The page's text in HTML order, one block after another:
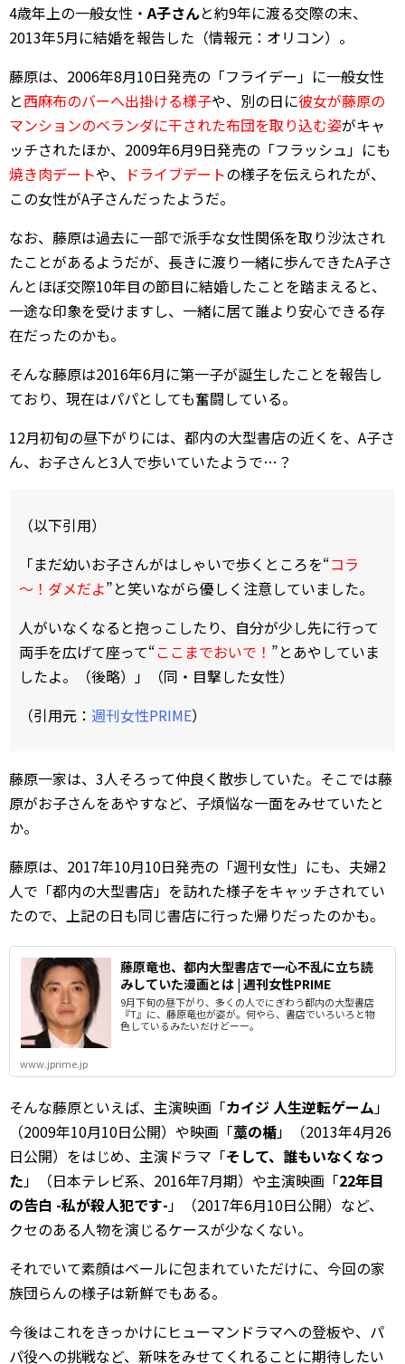
4歳年上の一般女性・A子さんと約9年に渡る交際の末、
2013年5月に結婚を報告した（情報元：オリコン）。
藤原は、2006年8月10日発売の「フライデー」に一般女性
と西麻布のバーへ出掛ける様子や、別の日に彼女が藤原の
マンションのベランダに干された布団を取り込む姿がキャ
ッチされたほか、2009年6月9日発売の「フラッシュ」にも
焼き肉デートや、 ドライブデートの様子を伝えられたが、
この女性がA子さんだったようだ。
なお、藤原は過去に一部で派手な女性関係を取り沙汰され
たことがあるようだが、長きに渡り一緒に歩んできたA子さ
んとほぼ交際10年目の節目に結婚したことを踏まえると、
一途な印象を受けますし、一緒に居て誰より安心できる存
在だったのかも。
そんな藤原は2016年6月に第一子が誕生したことを報告し
ており、現在はパパとしても奮闘している。
12月初旬の昼下がりには、都内の大型書店の近くを、A子さ
ん、お子さんと3人で歩いていたようで…？
（以下引用）
「まだ幼いお子さんがはしゃいで歩くところを“コラ
～！ダメだよ”と笑いながら優しく注意していました。
人がいなくなると抱っこしたり、自分が少し先に行って
両手を広げて座って“ここまでおいで！ ”とあやしていま
したよ。（後略）」（同・目撃した女性）
（引用元： 週刊女性PRIME）
藤原一家は、3人そろって仲良く散歩していた。そこでは藤
原がお子さんをあやすなど、子煩悩な一面をみせていたと
か。
藤原は、2017年10月10日発売の「週刊女性」にも、夫婦2
人で「都内の大型書店」を訪れた様子をキャッチされてい
たので、上記の日も同じ書店に行った帰りだったのかも。
藤原竜也、都内大型書店で一心不乱に立ち読
みしていた漫画とは | 週刊女性PRIME
9月下旬の昼下がり、多くの人でにぎわう都内の大型書店
『T』に、藤原竜也が姿が。何やら、書店でいろいろと物
色しているみたいだけどーー。
www.jprime.jp
そんな藤原といえば、主演映画「カイジ 人生逆転ゲーム」
（2009年10月10日公開）や映画「藁の楯」（2013年4月26
日公開）をはじめ、主演ドラマ「そして、誰もいなくなっ
た」（日本テレビ系、2016年7月期）や主演映画「22年目
の告白 -私が殺人犯です-」（2017年6月10日公開）など、
クセのある人物を演じるケースが少なくない。
それでいて素顔はベールに包まれていただけに、今回の家
族団らんの様子は新鮮でもある。
今後はこれをきっかけにヒューマンドラマへの登板や、パ
パ役への挑戦など、新味をみせてくれることに期待したい